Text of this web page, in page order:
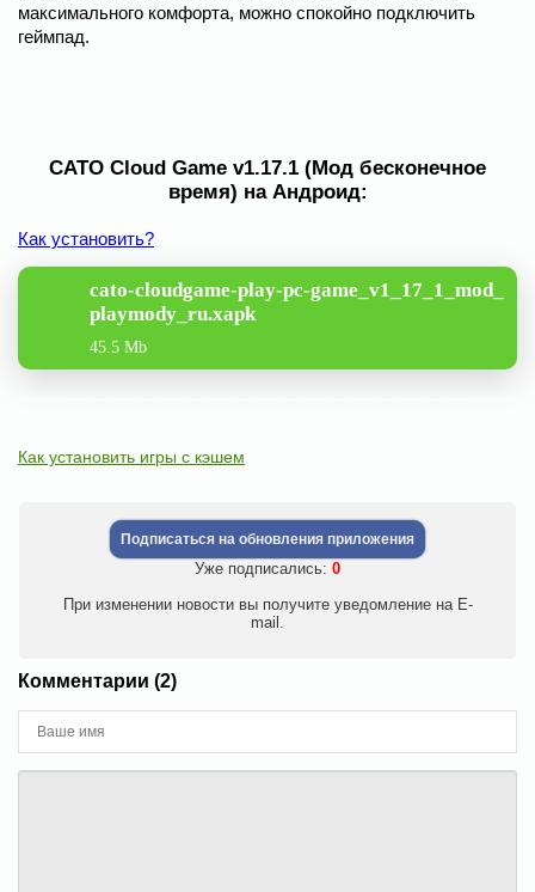
максимального комфорта, можно спокойно подключить
геймпад.
CATO Cloud Game v1.17.1 (Мод бесконечное
время) на Андроид:
Как установить?
cato-cloudgame-play-pc-game_v1_17_1_mod_
playmody_ru.xapk
45.5 Mb
Как установить игры с кэшем
Подписаться на обновления приложения
Уже подписались: 0
При изменении новости вы получите уведомление на E-
mail.
Комментарии (2)